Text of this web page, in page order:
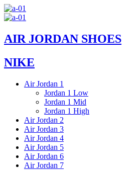
Skip
to
AIR JORDAN SHOES
NIKE
Air Jordan 1
Jordan 1 Low
Jordan 1 Mid
Jordan 1 High
Air Jordan 2
Air Jordan 3
Air Jordan 4
Air Jordan 5
Air Jordan 6
Air Jordan 7